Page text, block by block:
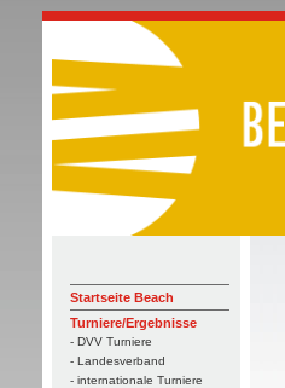
Startseite Beach
Turniere/Ergebnisse
- DVV Turniere
- Landesverband
- internationale Turniere